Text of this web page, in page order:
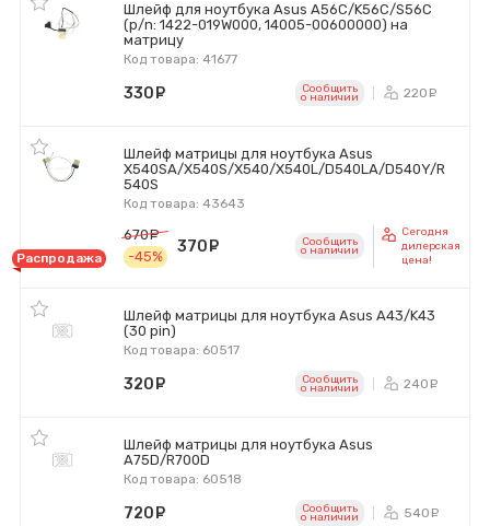
Шлейф для ноутбука Asus A56C/K56C/S56C
(p/n: 1422-019W000, 14005-00600000) на
матрицу
Код товара: 41677
330 Сообщить
o наличии 220
Шлейф матрицы для ноутбука Asus
X540SA/X540S/X540/X540L/D540LA/D540Y/R
540S
Код товара: 43643
Распродажа
670
-45%
370 руб.Сообщить
o наличии
Сегодня
дилерская
цена!
Шлейф матрицы для ноутбука Asus A43/K43
(30 pin)
Код товара: 60517
320 Сообщить
o наличии 240
Шлейф матрицы для ноутбука Asus
A75D/R700D
Код товара: 60518
720 Сообщить
o наличии 540